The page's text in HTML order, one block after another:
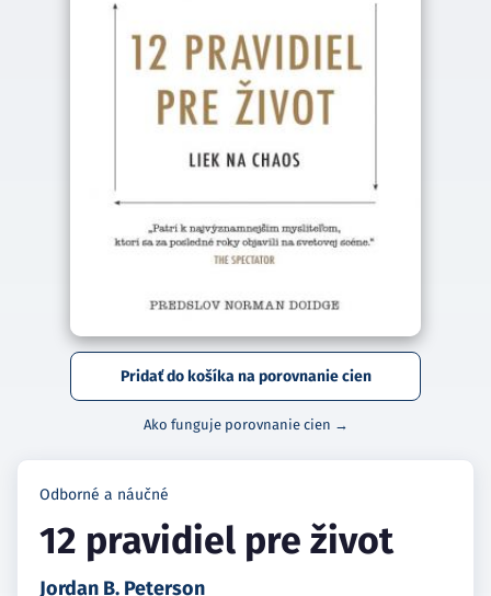
Pridať do košíka na porovnanie cien
Ako funguje porovnanie cien →
Odborné a náučné
12 pravidiel pre život
Jordan B. Peterson